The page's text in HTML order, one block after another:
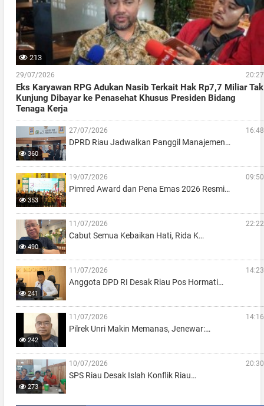
213
29/07/2026 20:27
Eks Karyawan RPG Adukan Nasib Terkait Hak Rp7,7 Miliar Tak
Kunjung Dibayar ke Penasehat Khusus Presiden Bidang
Tenaga Kerja
360
27/07/2026 16:48
DPRD Riau Jadwalkan Panggil Manajemen…
353
19/07/2026 09:50
Pimred Award dan Pena Emas 2026 Resmi…
490
11/07/2026 22:22
Cabut Semua Kebaikan Hati, Rida K…
241
11/07/2026 14:23
Anggota DPD RI Desak Riau Pos Hormati…
242
11/07/2026 14:16
Pilrek Unri Makin Memanas, Jenewar:…
273
10/07/2026 20:30
SPS Riau Desak Islah Konflik Riau…